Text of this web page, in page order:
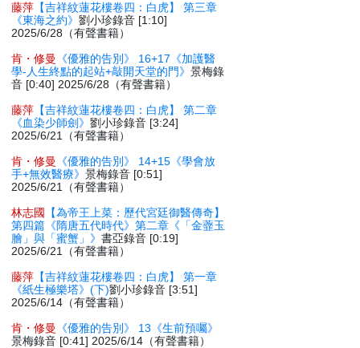
藤萍 【吉祥紋蓮花樓卷四：白虎】 第三章
《東海之約》劉小珍錄音 [1:10]
2025/6/28（有聲書籍）
肯・修曼
《優雅的告別》 16+17《加護醫
學-人生終點的起站+敲開天堂的門》景梅錄
音 [0:40] 2025/6/28（有聲書籍）
藤萍 【吉祥紋蓮花樓卷四：白虎】 第二章
《血染少師劍》劉小珍錄音 [3:24]
2025/6/21（有聲書籍）
肯・修曼
《優雅的告別》 14+15《學會放
手+無效醫療》景梅錄音 [0:51]
2025/6/21（有聲書籍）
林志國
【為帝王上菜：歷代宮廷御醫傳奇】
第四篇《隋唐五代時代》第二章《「金虀玉
膾」與「蜜蟹」》書亞錄音 [0:19]
2025/6/21（有聲書籍）
藤萍 【吉祥紋蓮花樓卷四：白虎】 第一章
《紙生極樂塔》(下)劉小珍錄音 [3:51]
2025/6/14（有聲書籍）
肯・修曼
《優雅的告別》 13《生前預囑》
景梅錄音 [0:41] 2025/6/14（有聲書籍）